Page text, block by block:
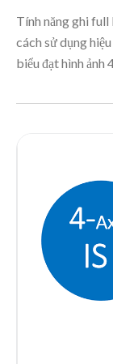
Tính năng ghi
cách sử dụng
biểu đạt hình ảnh